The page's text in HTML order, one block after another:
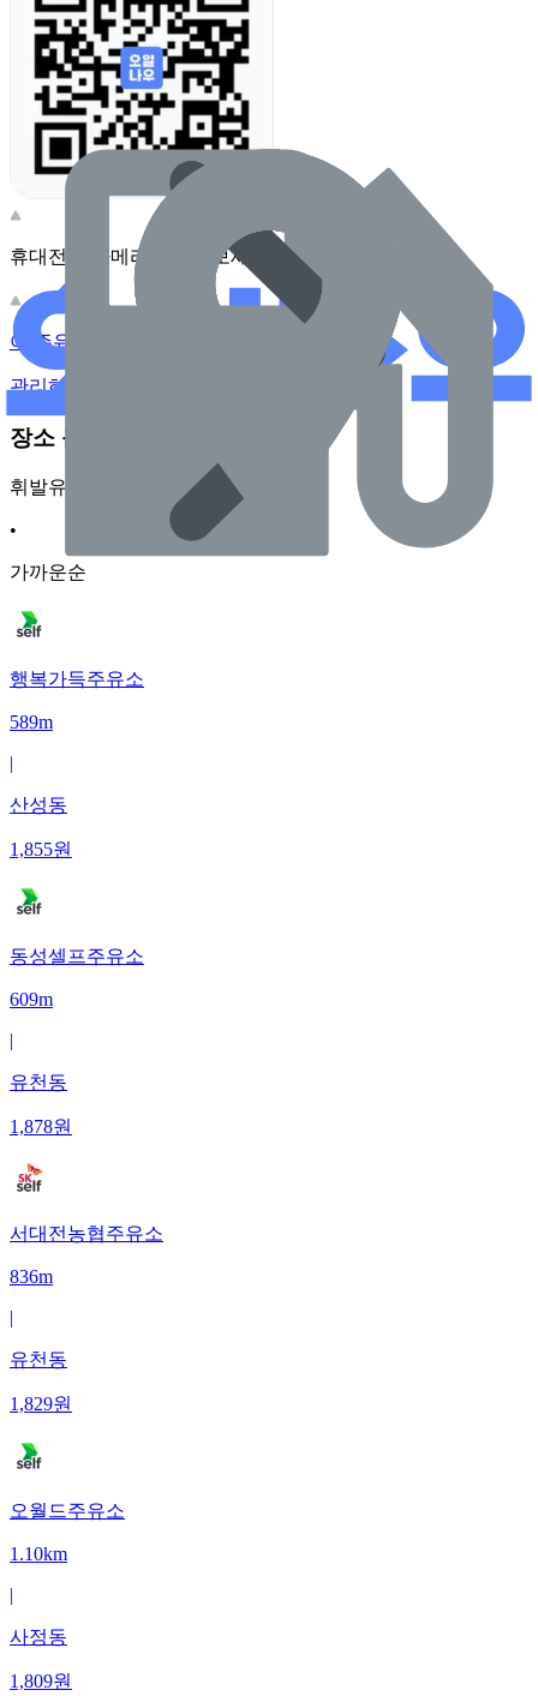
휴대전화 카메라로 찍어보세요
이 주유소의 사장님이신가요?
관리하기
장소 근처 주유소
휘발유
•
가까운순
행복가득주유소
589m
|
산성동
1,855원
동성셀프주유소
609m
|
유천동
1,878원
서대전농협주유소
836m
|
유천동
1,829원
오월드주유소
1.10km
|
사정동
1,809원